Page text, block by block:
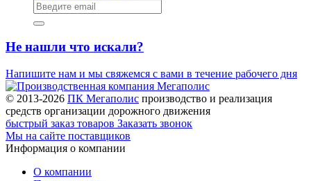
Не нашли что искали?
Напишите нам и мы свяжемся с вами в течение рабочего дня
© 2013-2026 ПК Мегаполис производство и реализация
средств организации дорожного движения
быстрый заказ товаров Заказать звонок
Мы на сайте поставщиков
Информация о компании
О компании